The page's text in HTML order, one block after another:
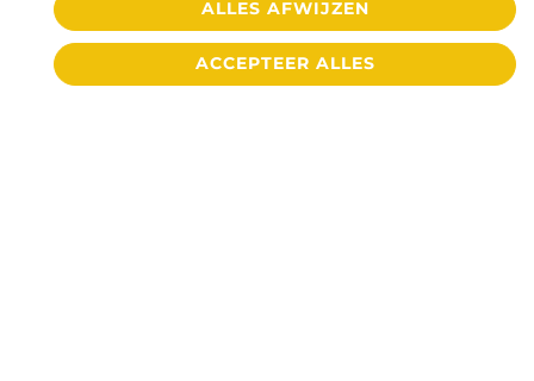
ALLES AFWIJZEN
ACCEPTEER ALLES
€ 4,10 *